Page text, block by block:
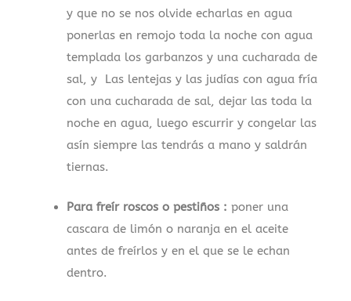
y que no se nos olvide echarlas en agua
ponerlas en remojo toda la noche con agua
templada los garbanzos y una cucharada de
sal, y Las lentejas y las judías con agua fría
con una cucharada de sal, dejar las toda la
noche en agua, luego escurrir y congelar las
asín siempre las tendrás a mano y saldrán
tiernas.
Para freír roscos o pestiños :poner una
cascara de limón o naranja en el aceite
antes de freírlos y en el que se le echan
dentro.